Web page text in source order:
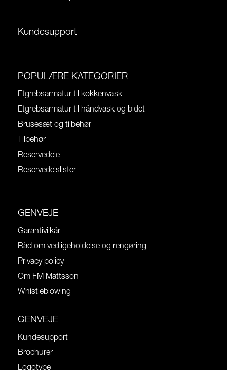
Kundesupport
POPULÆRE KATEGORIER
Etgrebsarmatur til køkkenvask
Etgrebsarmatur til håndvask og bidet
Brusesæt og tilbehør
Tilbehør
Reservedele
Reservedelslister
GENVEJE
Garantivilkår
Råd om vedligeholdelse og rengøring
Privacy policy
Om FM Mattsson
Whistleblowing
GENVEJE
Kundesupport
Brochurer
Logotype